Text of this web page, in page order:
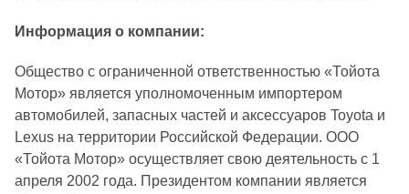
Информация о компании:
Общество с ограниченной ответственностью «Тойота
Мотор» является уполномоченным импортером
автомобилей, запасных частей и аксессуаров Toyota и
Lexus на территории Российской Федерации. ООО
«Тойота Мотор» осуществляет свою деятельность с 1
апреля 2002 года. Президентом компании является